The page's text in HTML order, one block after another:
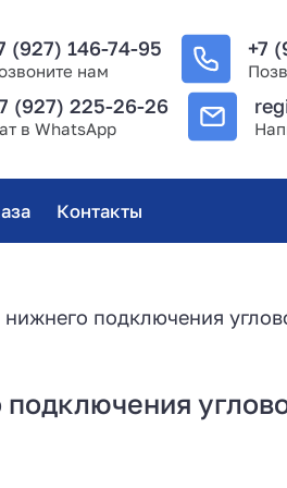
(927) 146-74-95
нам
+7
(927) 225-26-26
в WhatsApp
Контакты
подключения